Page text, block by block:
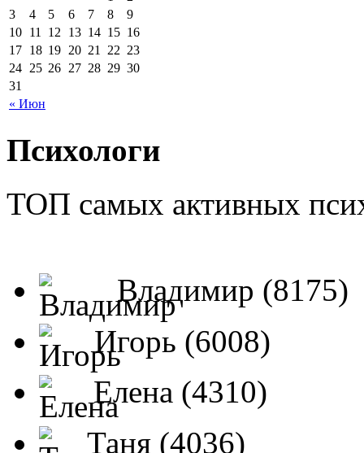
« Июн
3
4 5 6 7 8
9
10 11 12 13 14 15 16
17 18 19 20 21 22 23
24 25 26 27 28 29 30
31
Психологи
ТОП самых активных
Владимир (8175)
Игорь (6008)
Елена (4310)
Таня (4036)